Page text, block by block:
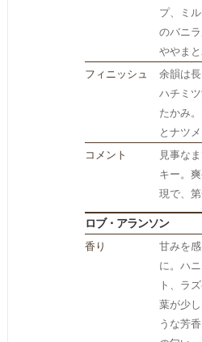
プ、ミ
のバニ
ややま
フィニッシュ
余韻は
ハチミ
たかみ
とナツメ
コメント
見事な
キー。
現で、第
ロブ・アランソン
香り
甘みを
に。ハ
ト、ラ
葉が少
うな芳